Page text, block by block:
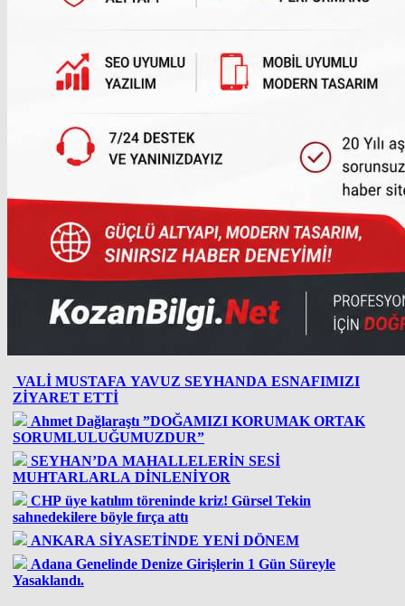
VALİ MUSTAFA YAVUZ SEYHANDA ESNAFIMIZI
ZİYARET ETTİ
Ahmet Dağlaraştı ”DOĞAMIZI KORUMAK ORTAK
SORUMLULUĞUMUZDUR”
SEYHAN’DA MAHALLELERİN SESİ
MUHTARLARLA DİNLENİYOR
CHP üye katılım töreninde kriz! Gürsel Tekin
sahnedekilere böyle fırça attı
ANKARA SİYASETİNDE YENİ DÖNEM
Adana Genelinde Denize Girişlerin 1 Gün Süreyle
Yasaklandı.